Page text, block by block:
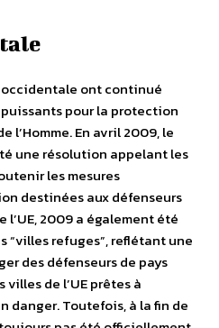
occidentale ont continué
pour la protection
l’Homme. En avril 2009, le
une résolution appelant les
les mesures
destinées aux défenseurs
l’UE, 2009 a également été
“villes refuges”, reflétant une
des défenseurs de pays
villes de l’UE prêtes à
danger. Toutefois, à la fin de